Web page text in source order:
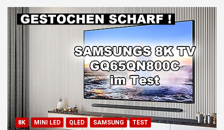
8K MINI LED QLED SAMSUNG TEST